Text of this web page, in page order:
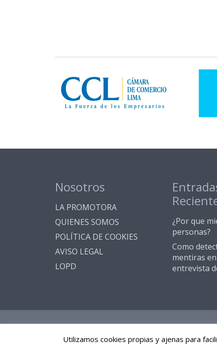
Nosotros
LA PROMOTORA
QUIENES SOMOS
POLÍTICA DE COOKIES
AVISO LEGAL
LOPD
¿Por que
personas?
Como
mentiras
entrevista
Utilizamos cookies propias y ajenas para